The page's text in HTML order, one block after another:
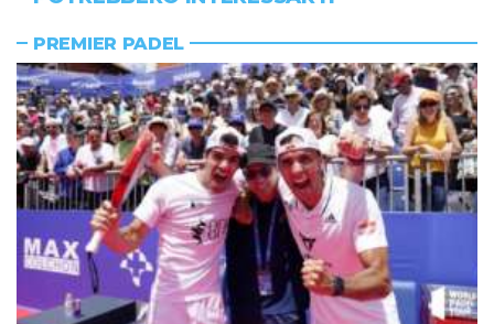
PREMIER PADEL